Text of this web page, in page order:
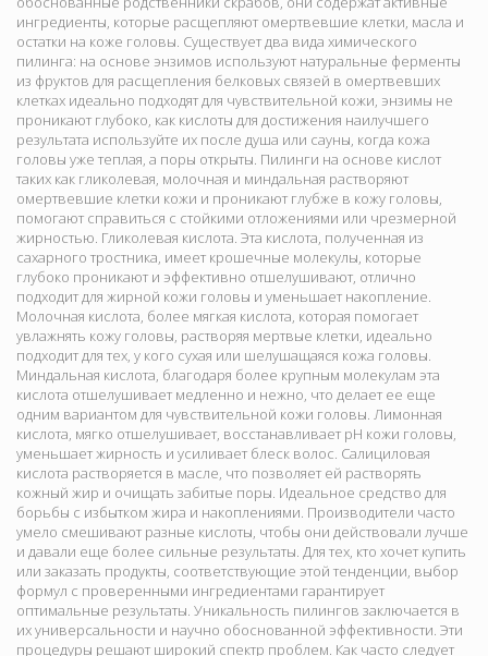
ингредиенты, которые расщепляют омертвевшие клетки, масла и
остатки на коже головы. Существует два вида химического
пилинга: на основе энзимов используют натуральные ферменты
из фруктов для расщепления белковых связей в омертвевших
клетках идеально подходят для чувствительной кожи, энзимы не
проникают глубоко, как кислоты для достижения наилучшего
результата используйте их после душа или сауны, когда кожа
головы уже теплая, а поры открыты. Пилинги на основе кислот
таких как гликолевая, молочная и миндальная растворяют
омертвевшие клетки кожи и проникают глубже в кожу головы,
помогают справиться с стойкими отложениями или чрезмерной
жирностью. Гликолевая кислота. Эта кислота, полученная из
сахарного тростника, имеет крошечные молекулы, которые
глубоко проникают и эффективно отшелушивают, отлично
подходит для жирной кожи головы и уменьшает накопление.
Молочная кислота, более мягкая кислота, которая помогает
увлажнять кожу головы, растворяя мертвые клетки, идеально
подходит для тех, у кого сухая или шелушащаяся кожа головы.
Миндальная кислота, благодаря более крупным молекулам эта
кислота отшелушивает медленно и нежно, что делает ее еще
одним вариантом для чувствительной кожи головы. Лимонная
кислота, мягко отшелушивает, восстанавливает pH кожи головы,
уменьшает жирность и усиливает блеск волос. Салициловая
кислота растворяется в масле, что позволяет ей растворять
кожный жир и очищать забитые поры. Идеальное средство для
борьбы с избытком жира и накоплениями. Производители часто
умело смешивают разные кислоты, чтобы они действовали лучше
и давали еще более сильные результаты. Для тех, кто хочет купить
или заказать продукты, соответствующие этой тенденции, выбор
формул с проверенными ингредиентами гарантирует
оптимальные результаты. Уникальность пилингов заключается в
их универсальности и научно обоснованной эффективности. Эти
процедуры решают широкий спектр проблем. Как часто следует